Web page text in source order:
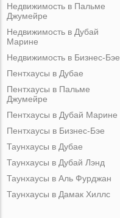
Недвижимость в Пальме
Джумейре
Недвижимость в Дубай
Марине
Недвижимость в Бизнес-Бэе
Пентхаусы в Дубае
Пентхаусы в Пальме
Джумейре
Пентхаусы в Дубай Марине
Пентхаусы в Бизнес-Бэе
Таунхаусы в Дубае
Таунхаусы в Дубай Лэнд
Таунхаусы в Аль Фурджан
Таунхаусы в Дамак Хиллс